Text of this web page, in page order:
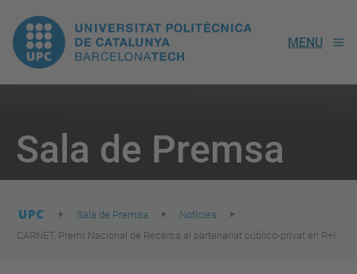
UPC.
Universitat
de
Catalunya
MENU
Sala de Premsa
here:
Sala de Premsa
Notícies
CARNET, Premi Nacional de Recerca al partenariat público-privat en R+I